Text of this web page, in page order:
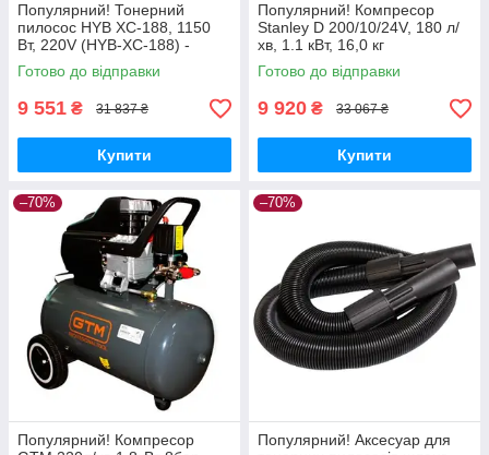
Популярний! Тонерний
пилосос HYB XC-188, 1150
Вт, 220V (HYB-XC-188) -
Краща якість тільки на
Nukleon.com.ua
Готово до відправки
9 551 ₴ 31 837 ₴
Купити
Популярний! Компресор
Stanley D 200/10/24V, 180 л/
хв, 1.1 кВт, 16,0 кг
(D200/10/24V) - Краща якість
тільки на Nukleon.com.ua
Готово до відправки
9 920 ₴ 33 067 ₴
Купити
–70%
Популярний! Компресор
–70%
Популярний! Аксесуар для